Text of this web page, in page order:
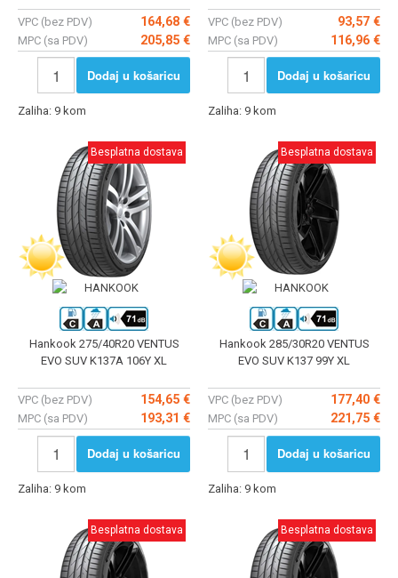
VPC (bez PDV) 164,68 €
MPC (sa PDV) 205,85 €
Dodaj u košaricu
Zaliha: 9 kom
VPC (bez PDV) 93,57 €
MPC (sa PDV) 116,96 €
Dodaj u košaricu
Zaliha: 9 kom
Besplatna dostava
Hankook 275/40R20 VENTUS
EVO SUV K137A 106Y XL
VPC (bez PDV) 154,65 €
MPC (sa PDV) 193,31 €
Dodaj u košaricu
Zaliha: 9 kom
Besplatna dostava
Hankook 285/30R20 VENTUS
EVO SUV K137 99Y XL
VPC (bez PDV) 177,40 €
MPC (sa PDV) 221,75 €
Dodaj u košaricu
Zaliha: 9 kom
Besplatna dostava Besplatna dostava